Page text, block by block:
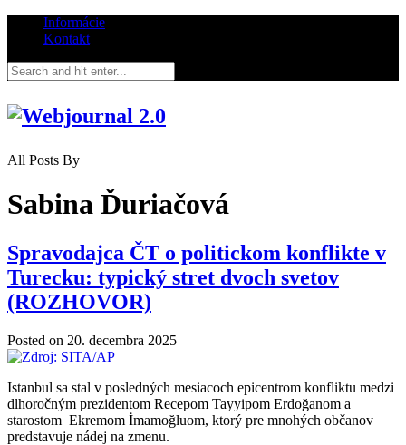
Informácie
Kontakt
All Posts By
Sabina Ďuriačová
Spravodajca ČT o politickom konflikte v
Turecku: typický stret dvoch svetov
(ROZHOVOR)
Posted on 20. decembra 2025
Istanbul sa stal v posledných mesiacoch epicentrom konfliktu medzi
dlhoročným prezidentom Recepom Tayyipom Erdoğanom a
starostom Ekremom İmamoğluom, ktorý pre mnohých občanov
predstavuje nádej na zmenu.